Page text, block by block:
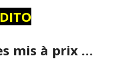
mis à prix …